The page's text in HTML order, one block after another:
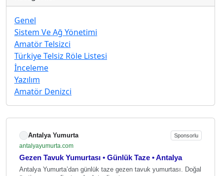
Genel
Sistem Ve Ağ Yönetimi
Amatör Telsizci
Türkiye Telsiz Röle Listesi
İnceleme
Yazılım
Amatör Denizci
Antalya Yumurta Sponsorlu
antalyayumurta.com
Gezen Tavuk Yumurtası • Günlük Taze • Antalya
Antalya Yumurta’dan günlük taze gezen tavuk yumurtası. Doğal